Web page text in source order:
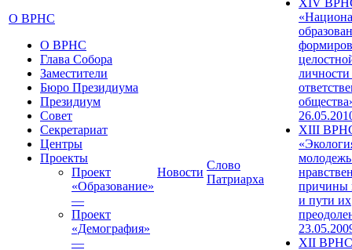
О ВРНС
О ВРНС
Глава Собора
Заместители
Бюро Президиума
Президиум
Совет
Секретариат
Центры
Проекты
Проект
«Образование»
—
Проект
«Демография»
—
Новости
Слово
Патриарха
XIV
XIII
причины
и пути их
XII ВРНС